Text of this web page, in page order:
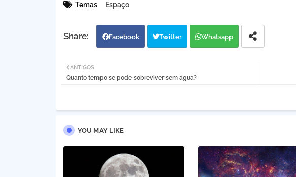
Temas Espaço
Facebook Twitter Whatsapp
ANTIGOS
Quanto tempo se pode sobreviver sem água?
YOU MAY LIKE